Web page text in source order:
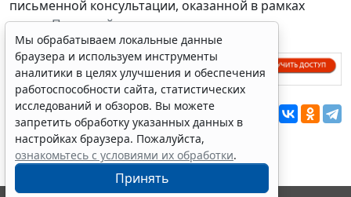
письменной консультации, оказанной в рамках
услугиПравовой консалтинг.
Перепечатка
Мы обрабатываем локальные данные
браузера и используем инструменты
аналитики в целях улучшения и обеспечения
работоспособности сайта, статистических
исследований и обзоров. Вы можете
запретить обработку указанных данных в
настройках браузера. Пожалуйста,
ознакомьтесь с условиями их обработки.
Принять